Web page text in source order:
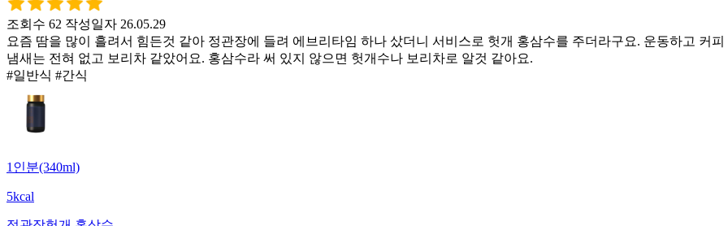
조회수 62 작성일자 26.05.29
요즘 땀을 많이 흘려서 힘든것 같아 정관장에 들려 에브리타임 하나 샀더니 서비스로 헛개 홍삼수를 주더라구요. 운동하고 커
냄새는 전혀 없고 보리차 같았어요. 홍삼수라 써 있지 않으면 헛개수나 보리차로 알것 같아요.
#일반식 #간식
1인분(340ml)
5kcal